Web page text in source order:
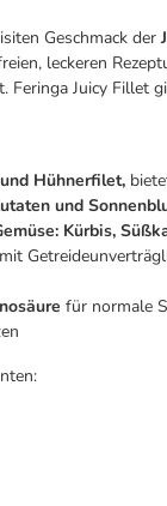
Geschmack der
leckeren
Juicy Fillet
Hühnerfilet,
und
Kürbis,
für normale